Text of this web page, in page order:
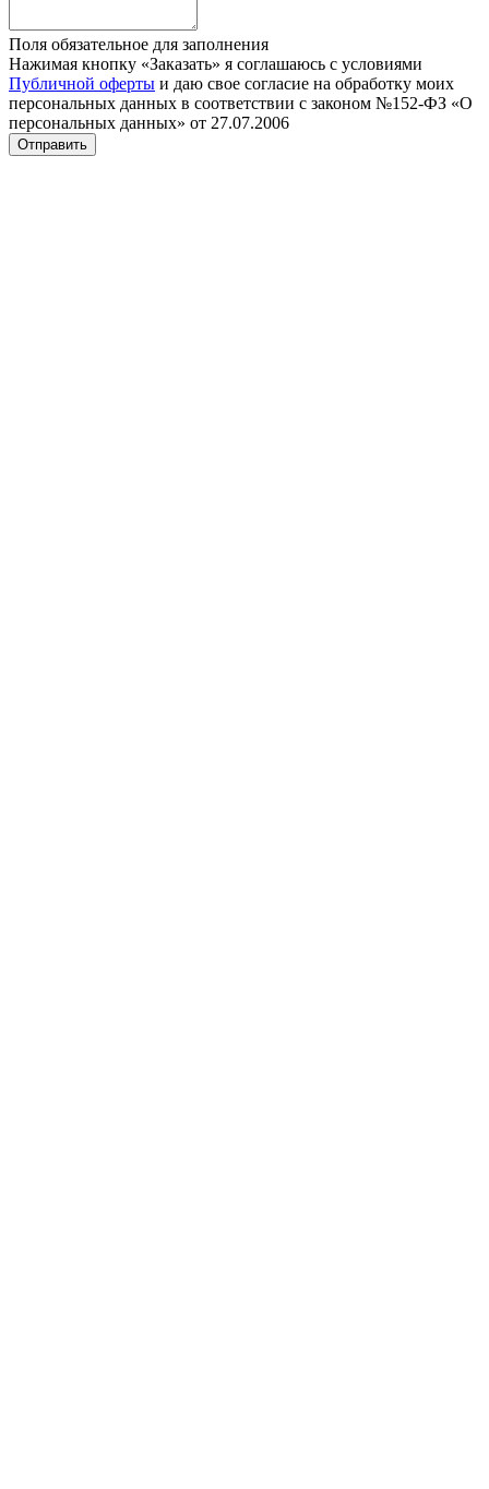
Поля обязательное для заполнения
Нажимая кнопку «Заказать» я соглашаюсь с условиями
Публичной оферты и даю свое согласие на обработку моих
персональных данных в соответствии с законом №152-ФЗ «О
персональных данных» от 27.07.2006
Отправить